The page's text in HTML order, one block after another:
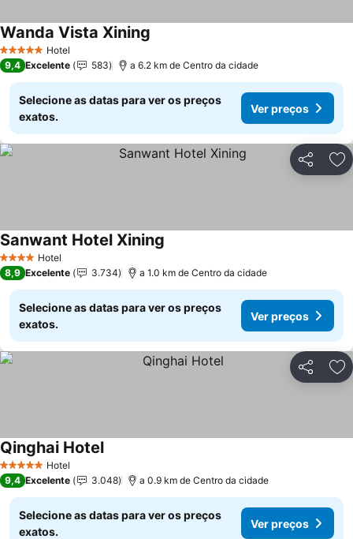
5 Estrelas Hotel
Wanda Vista Xining
9,4 Excelente 583 a 6.2 km de Centro da cidade
Selecione as datas para ver os preços
exatos.
Ver preços
Partilhar
4 EstrelasHotel
Sanwant Hotel Xining
8,9 Excelente 3.734 a 1.0 km de Centro da cidade
Selecione as datas para ver os preços
exatos.
Ver preços
Partilhar
5 Estrelas Hotel
Qinghai Hotel
9,4 Excelente 3.048 a 0.9 km de Centro da cidade
Selecione as datas para ver os preços
exatos.
Ver preços